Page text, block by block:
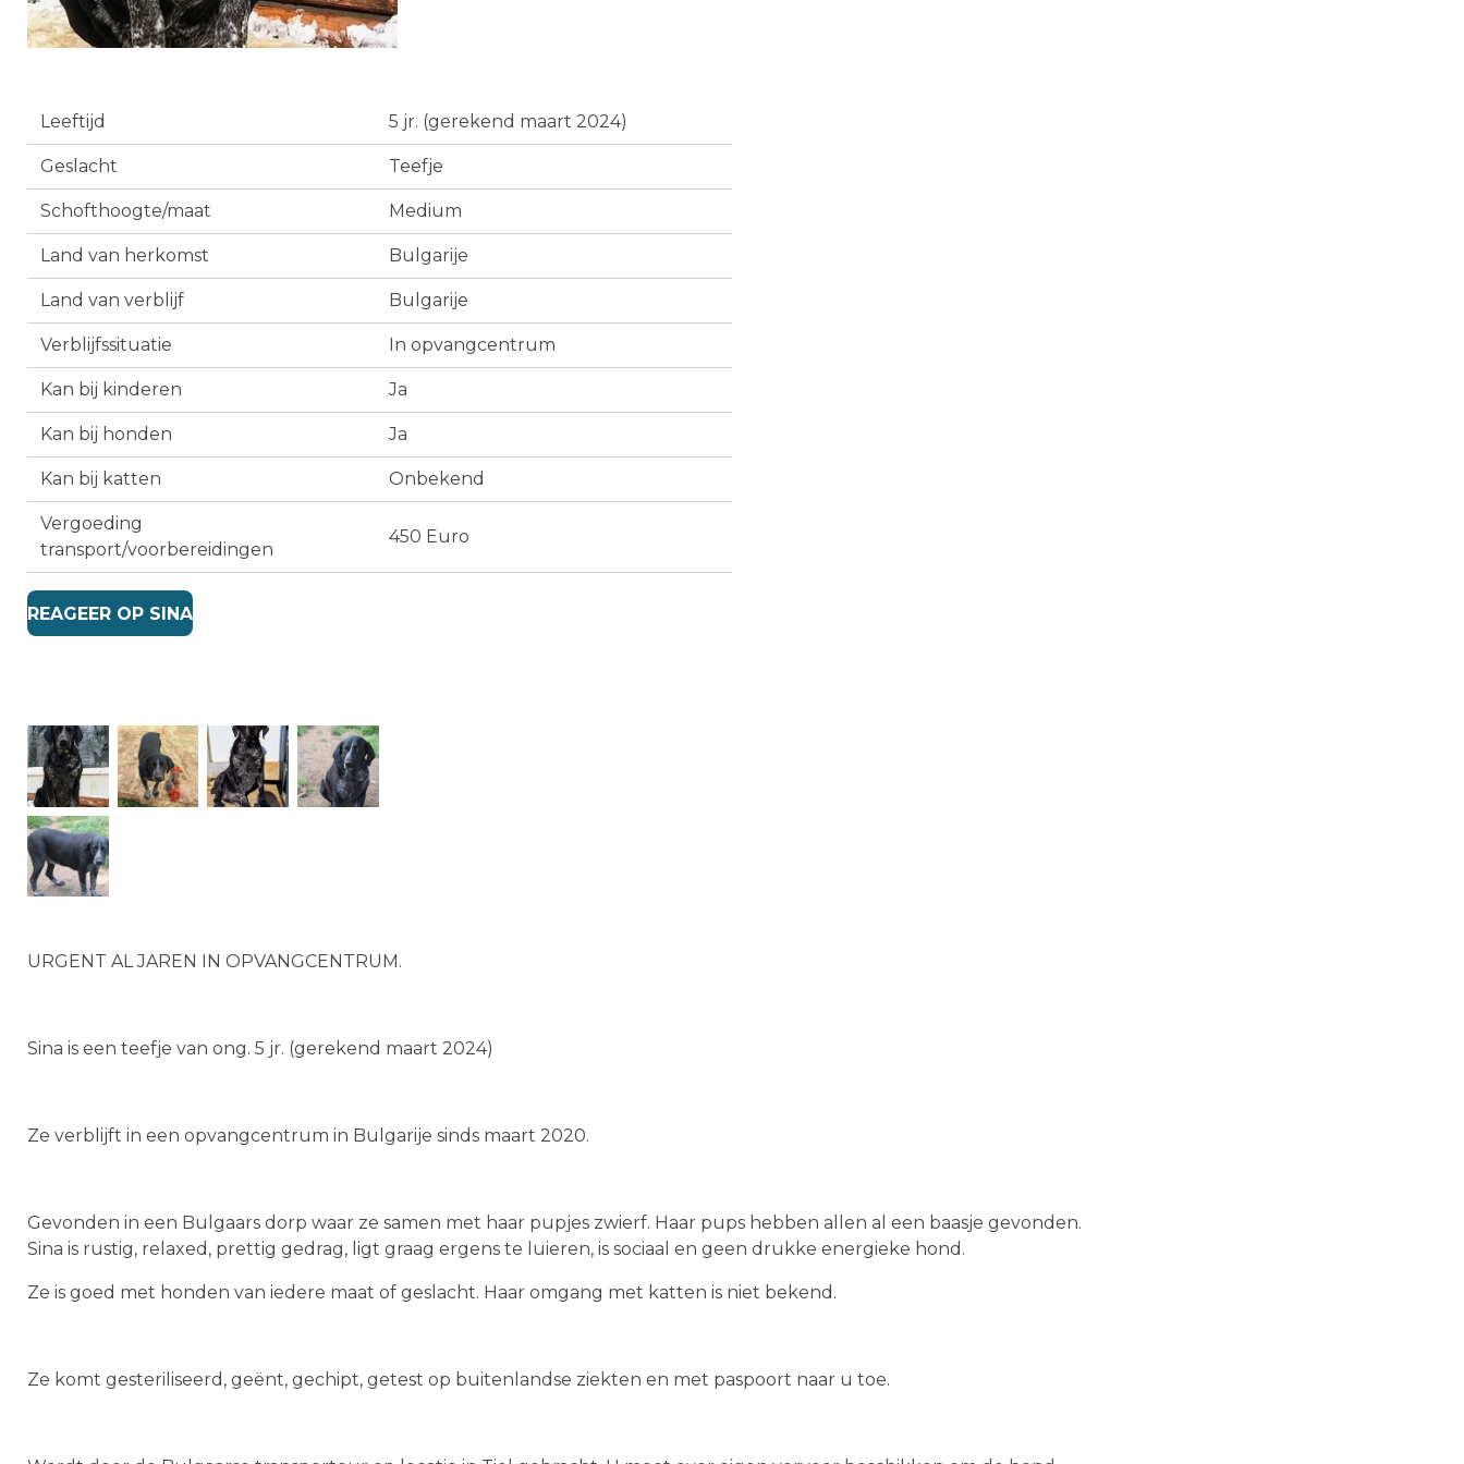
Leeftijd 5 jr. (gerekend maart 2024)
Geslacht Teefje
Schofthoogte/maat Medium
Land van herkomst Bulgarije
Land van verblijf Bulgarije
Verblijfssituatie In opvangcentrum
Kan bij kinderen Ja
Kan bij honden Ja
Kan bij katten Onbekend
Vergoeding
transport/voorbereidingen
450 Euro
REAGEER OP SINA
URGENT AL JAREN IN OPVANGCENTRUM.
Sina is een teefje van ong. 5 jr. (gerekend maart 2024)
Ze verblijft in een opvangcentrum in Bulgarije sinds maart 2020.
Gevonden in een Bulgaars dorp waar ze samen met haar pupjes zwierf. Haar pups hebben allen al een baasje gevonden.
Sina is rustig, relaxed, prettig gedrag, ligt graag ergens te luieren, is sociaal en geen drukke energieke hond.
Ze is goed met honden van iedere maat of geslacht. Haar omgang met katten is niet bekend.
Ze komt gesteriliseerd, geënt, gechipt, getest op buitenlandse ziekten en met paspoort naar u toe.